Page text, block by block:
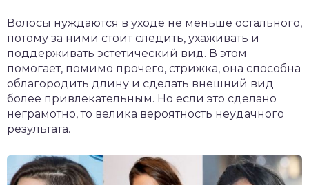
Волосы нуждаются в уходе не меньше остального,
потому за ними стоит следить, ухаживать и
поддерживать эстетический вид. В этом
помогает, помимо прочего, стрижка, она способна
облагородить длину и сделать внешний вид
более привлекательным. Но если это сделано
неграмотно, то велика вероятность неудачного
результата.